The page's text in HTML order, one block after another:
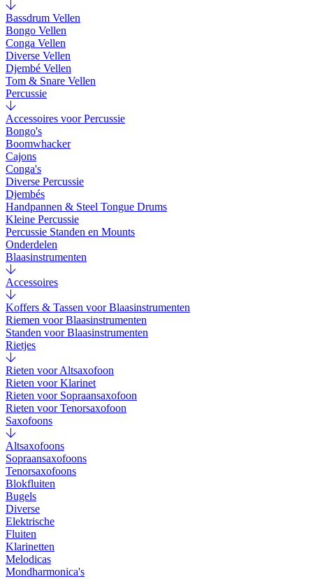
Bassdrum Vellen
Bongo Vellen
Conga Vellen
Diverse Vellen
Djembé Vellen
Tom & Snare Vellen
Percussie
Accessoires voor Percussie
Bongo's
Boomwhacker
Cajons
Conga's
Diverse Percussie
Djembés
Handpannen & Steel Tongue Drums
Kleine Percussie
Percussie Standen en Mounts
Onderdelen
Blaasinstrumenten
Accessoires
Koffers & Tassen voor Blaasinstrumenten
Riemen voor Blaasinstrumenten
Standen voor Blaasinstrumenten
Rietjes
Rieten voor Altsaxofoon
Rieten voor Klarinet
Rieten voor Sopraansaxofoon
Rieten voor Tenorsaxofoon
Saxofoons
Altsaxofoons
Sopraansaxofoons
Tenorsaxofoons
Blokfluiten
Bugels
Diverse
Elektrische
Fluiten
Klarinetten
Melodicas
Mondharmonica's